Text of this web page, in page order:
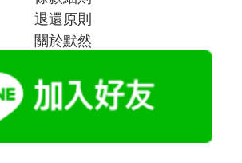
退還原則
關於默然